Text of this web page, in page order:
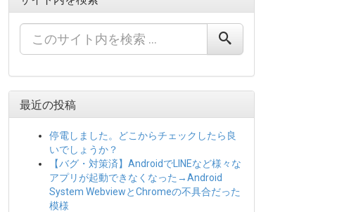
最近の投稿
停電しました。どこからチェックしたら良
いでしょうか？
【バグ・対策済】AndroidでLINEなど様々な
アプリが起動できなくなった→Android
System WebviewとChromeの不具合だった
模様